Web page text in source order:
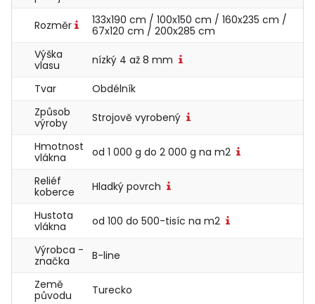
Rozměr
133x190 cm / 100x150 cm / 160x235 cm /
67x120 cm / 200x285 cm
Výška
vlasu
nízký 4 až 8 mm
Tvar
Obdélník
Způsob
výroby
Strojově vyrobený
Hmotnost
vlákna
od 1 000 g do 2 000 g na m2
Reliéf
koberce
Hladký povrch
Hustota
vlákna
od 100 do 500-tisíc na m2
Výrobca -
značka
B-line
Země
původu
Turecko